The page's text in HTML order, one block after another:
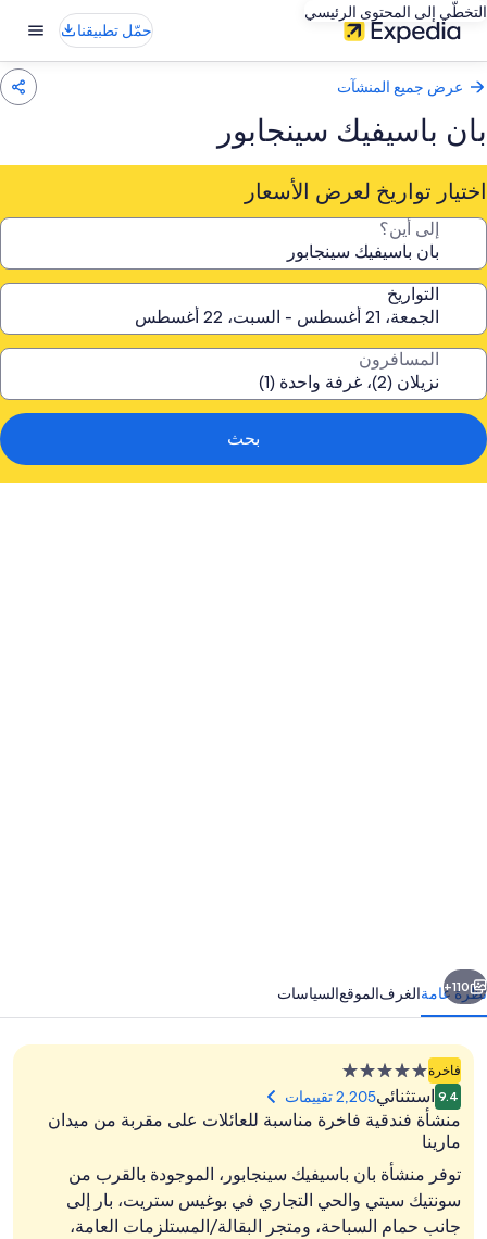
التخطّي إلى المحتوى الرئيسي
حمّل تطبيقنا
عرض جميع المنشآت
بان باسيفيك سينجابور
اختيار تواريخ لعرض الأسعار
إلى أين؟
التواريخ
المسافرون
بحث
المنشأة من الخارج
التالي
110+
نظرة عامةالغرفالموقعالسياسات
فاخرةمنشأة
فندقية
مصنفة
بـ
نجوم
9.4 استثنائي2,205 تقييمات
منشأة فندقية فاخرة مناسبة للعائلات على مقربة من ميدان
مارينا
توفر منشأة بان باسيفيك سينجابور، الموجودة بالقرب من
سونتيك سيتي والحي التجاري في بوغيس ستريت، بار إلى
جانب حمام السباحة، ومتجر البقالة/المستلزمات العامة،